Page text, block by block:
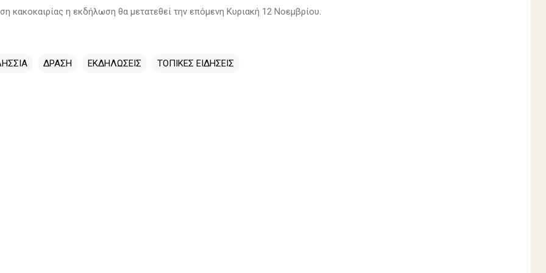
κακοκαιρίας η εκδήλωση θα μετατεθεί την επόμενη Κυριακή 12 Νοεμβρίου.
ΔΡΑΣΗ ΕΚΔΗΛΩΣΕΙΣ ΤΟΠΙΚΕΣ ΕΙΔΗΣΕΙΣ